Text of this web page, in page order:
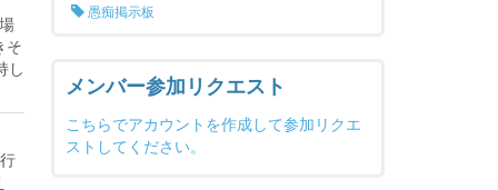
そ
し
愚痴掲示板
メンバー参加リクエスト
こちらでアカウントを作成して参加リクエ
ストしてください。